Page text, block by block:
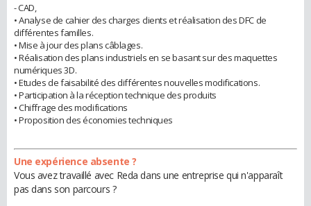
- CAD,
• Analyse de cahier des charges clients et réalisation des DFC de
différentes familles.
• Mise à jour des plans câblages.
• Réalisation des plans industriels en se basant sur des maquettes
numériques 3D.
• Etudes de faisabilité des différentes nouvelles modifications.
• Participation à la réception technique des produits
• Chiffrage des modifications
• Proposition des économies techniques
Une expérience absente ?
Vous avez travaillé avec Reda dans une entreprise qui n'apparaît
pas dans son parcours ?